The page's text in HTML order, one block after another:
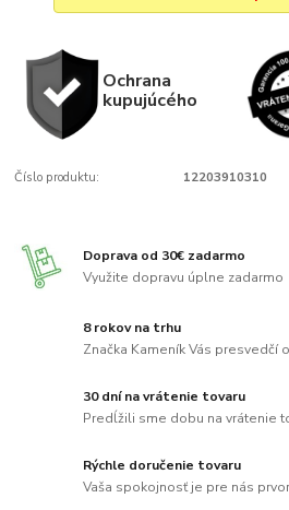
Ochrana
kupujúcého
Číslo produktu: 12203910310
Doprava od 30€ zadarmo
Využite dopravu úplne zadarmo
8 rokov na trhu
Značka Kameník Vás presvedčí
30 dní na vrátenie tovaru
Predĺžili sme dobu na vrátenie
Rýchle doručenie tovaru
Vaša spokojnosť je pre nás